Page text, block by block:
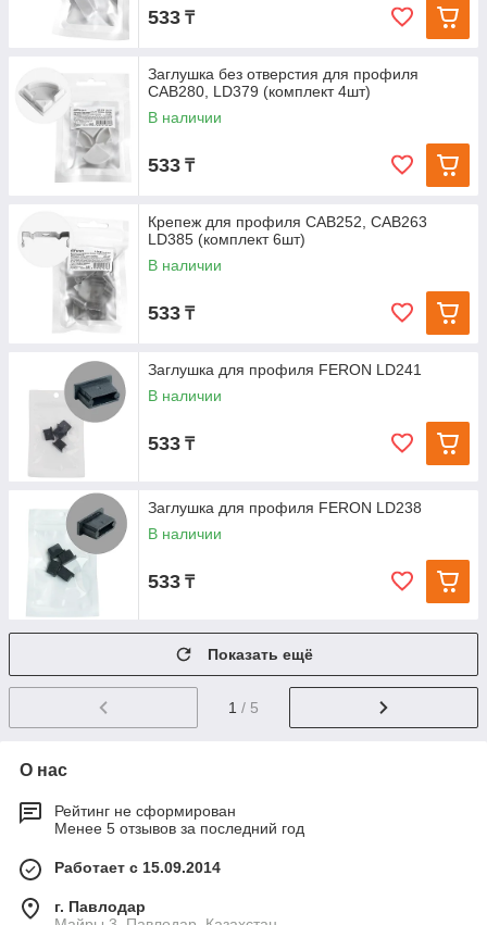
533 ₸
Заглушка без отверстия для профиля
CAB280, LD379 (комплект 4шт)
В наличии
533 ₸
Крепеж для профиля САВ252, САВ263
LD385 (комплект 6шт)
В наличии
533 ₸
Заглушка для профиля FERON LD241
В наличии
533 ₸
Заглушка для профиля FERON LD238
В наличии
533 ₸
Показать ещё
1 / 5
О нас
Рейтинг не сформирован
Менее 5 отзывов за последний год
Работает с 15.09.2014
г. Павлодар